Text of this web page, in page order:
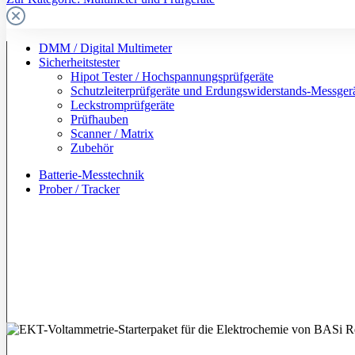
DMM / Digital Multimeter
Sicherheitstester
Hipot Tester / Hochspannungsprüfgeräte
Schutzleiterprüfgeräte und Erdungswiderstands-
Leckstromprüfgeräte
Prüfhauben
Scanner / Matrix
Zubehör
Batterie-Messtechnik
Prober / Tracker